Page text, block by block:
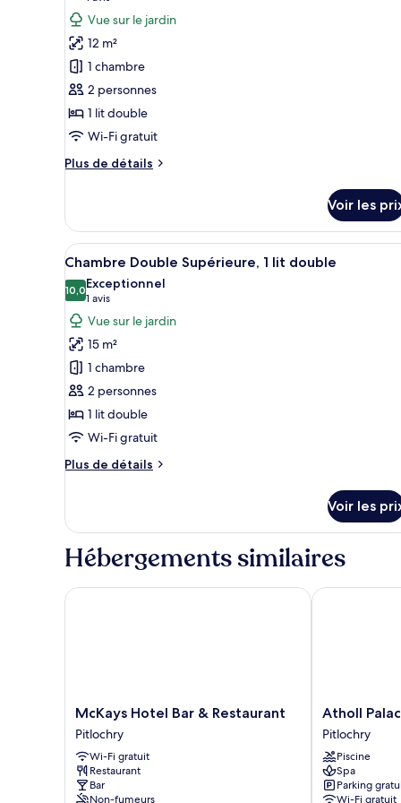
Double
Deluxe,
très
grand
lit
photos
pour
ce
type
de
chambre :
Chambre
Double
lit
double
Vue sur le jardin
12 m²
1 chambre
2 personnes
1 lit double
Wi-Fi gratuit
Plus de détails
Plus
le
type
de
chambre
Chambre
Double
Confort,
lit
double
Voir les
Afficher
toutes
les
photos
pour
ce
type
de
chambre :
Chambre
Double
lit
Un lit bien fait, avec des
7
Chambre Double Supérieure, 1 lit double
10,010,0 sur 10
Exceptionnel
1 avis
(1 avis)
Vue sur le jardin
15 m²
1 chambre
2 personnes
1 lit double
Wi-Fi gratuit
Plus de détails
Plus
le
type
de
Chambre
Voir les
Hébergements similaires
McKays
Hotel
Bar
&
Restaurant
Pitlochry
McKays Hotel Bar & Restaurant
Pitlochry
Wi-Fi gratuit
Restaurant
Bar
Non-fumeurs
McKays Hotel Bar & Restaurant
Atholl
Palace
Hotel
Pitlochry
Atholl
Pitlochry
Piscine
Spa
Parking
Wi-Fi gratuit
Atholl Palace